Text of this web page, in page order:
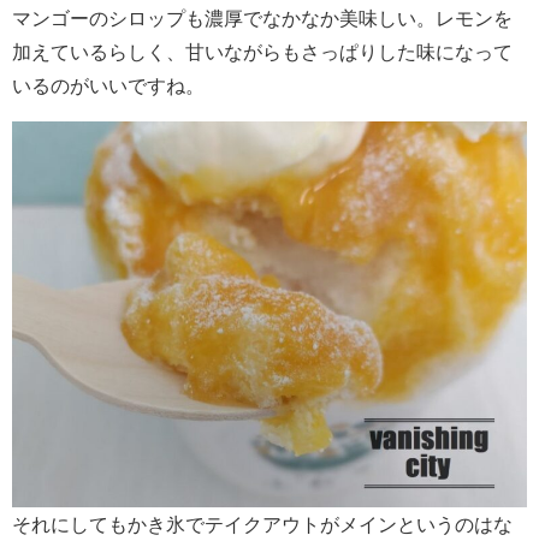
マンゴーのシロップも濃厚でなかなか美味しい。レモンを
加えているらしく、甘いながらもさっぱりした味になって
いるのがいいですね。
それにしてもかき氷でテイクアウトがメインというのはな